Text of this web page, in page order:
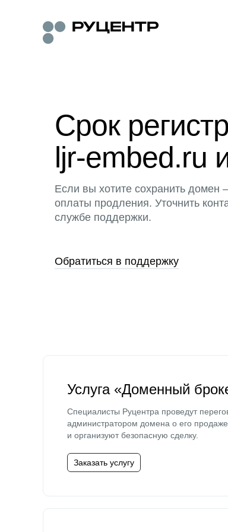
Срок
ljr-embed.ru
Если вы хотите сохранить домен
оплаты продления. Уточнить
службе поддержки.
Обратиться в поддержку
Услуга «Доменный
Специалисты Руцентра проведут
администратором домена о его
и организуют безопасную сделку.
Заказать услугу